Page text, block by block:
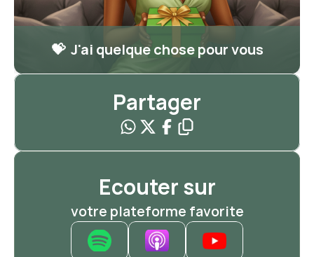
💝  J'ai quelque chose pour vous
Partager
Ecouter sur
votre plateforme favorite